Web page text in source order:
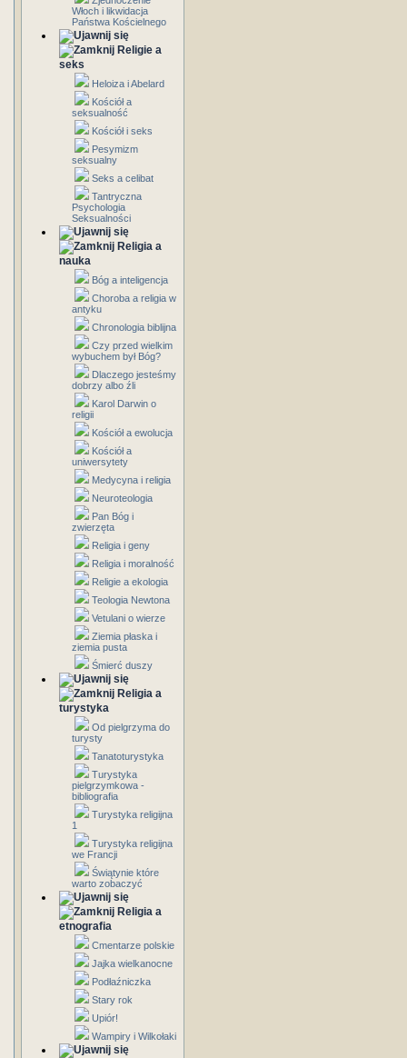
Włoch i likwidacja
Państwa Kościelnego
Religie a
seks
Heloiza i Abelard
Kościół a
seksualność
Kościół i seks
Pesymizm
seksualny
Seks a celibat
Tantryczna
Psychologia
Seksualności
Religia a
nauka
Bóg a inteligencja
Choroba a religia w
antyku
Chronologia biblijna
Czy przed wielkim
wybuchem był Bóg?
Dlaczego jesteśmy
dobrzy albo źli
Karol Darwin o
religii
Kościół a ewolucja
Kościół a
uniwersytety
Medycyna i religia
Neuroteologia
Pan Bóg i
zwierzęta
Religia i geny
Religia i moralność
Religie a ekologia
Teologia Newtona
Vetulani o wierze
Ziemia płaska i
ziemia pusta
Śmierć duszy
Religia a
turystyka
Od pielgrzyma do
turysty
Tanatoturystyka
Turystyka
pielgrzymkowa -
bibliografia
Turystyka religijna
1
Turystyka religijna
we Francji
Świątynie które
warto zobaczyć
Religia a
etnografia
Cmentarze polskie
Jajka wielkanocne
Podłaźniczka
Stary rok
Upiór!
Wampiry i Wilkołaki